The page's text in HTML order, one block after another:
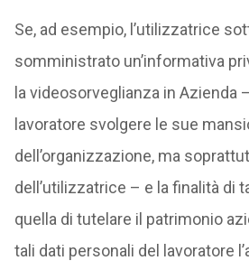
Se, ad esempio, l’utilizzatrice
somministrato un’informativa
la videosorveglianza in Azienda
lavoratore svolgere le sue
dell’organizzazione, ma
dell’utilizzatrice – e la finalità di
quella di tutelare il patrimonio
tali dati personali del lavoratore